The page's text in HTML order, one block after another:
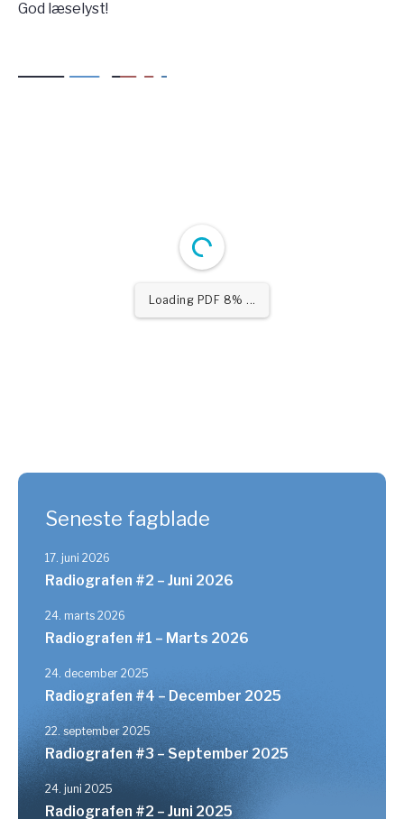
God læselyst!
Loading PDF 15% ...
Seneste fagblade
17. juni 2026
Radiografen #2 – Juni 2026
24. marts 2026
Radiografen #1 – Marts 2026
24. december 2025
Radiografen #4 – December 2025
22. september 2025
Radiografen #3 – September 2025
24. juni 2025
Radiografen #2 – Juni 2025